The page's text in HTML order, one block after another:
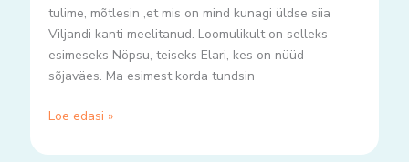
tulime, mõtlesin ,et mis on mind kunagi üldse siia
Viljandi kanti meelitanud. Loomulikult on selleks
esimeseks Nöpsu, teiseks Elari, kes on nüüd
sõjaväes. Ma esimest korda tundsin
Loe edasi »